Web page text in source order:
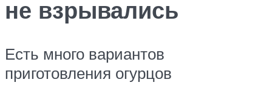
не взрывались
Есть много вариантов
приготовления огурцов